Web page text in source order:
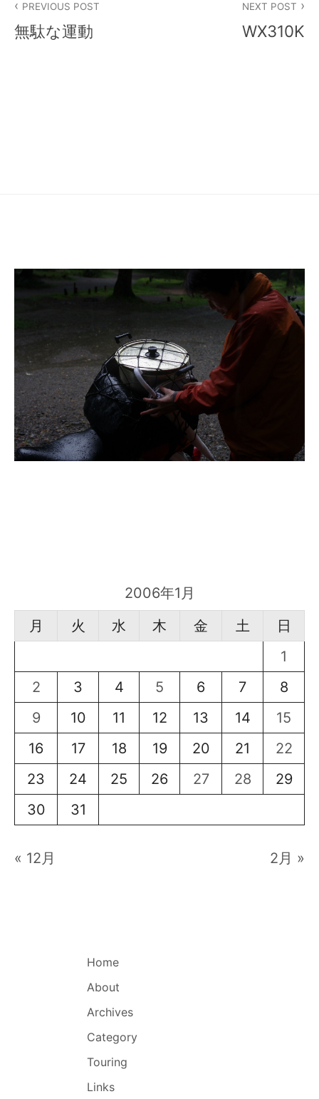
稿
PREVIOUS POST
無駄な運動
NEXT POST
WX310K
2006年1月
月
火 水 木 金 土
日
1
2
3 4 5 6 7
8
9
10 11 12 13 14
15
16
17 18 19 20 21
22
23
24 25 26 27 28
29
30
31
« 12月 2月 »
Home
About
Archives
Category
Touring
Links